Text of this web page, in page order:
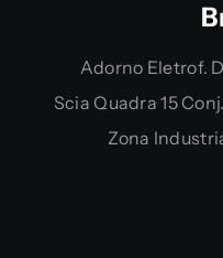
Adorno Eletrof.
Scia Quadra 15
Zona